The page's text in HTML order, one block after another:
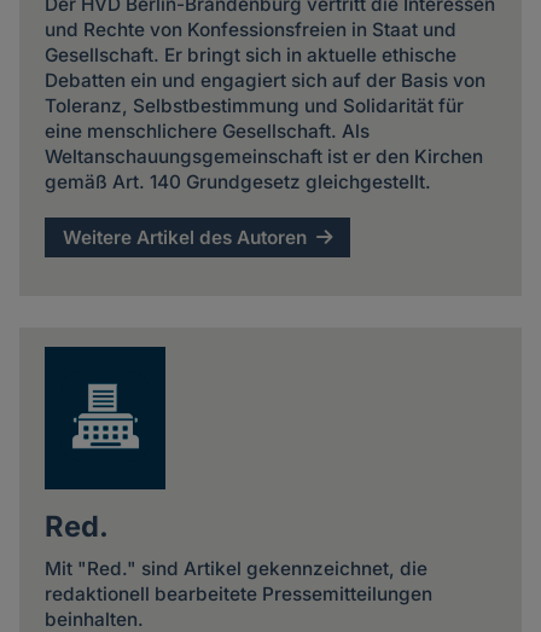
und Rechte von Konfessionsfreien in Staat und
Gesellschaft. Er bringt sich in aktuelle ethische
Debatten ein und engagiert sich auf der Basis von
Toleranz, Selbstbestimmung und Solidarität für
eine menschlichere Gesellschaft. Als
Weltanschauungsgemeinschaft ist er den Kirchen
gemäß Art. 140 Grundgesetz gleichgestellt.
Weitere Artikel des Autoren
Red.
Mit "Red." sind Artikel gekennzeichnet, die
redaktionell bearbeitete Pressemitteilungen
beinhalten.